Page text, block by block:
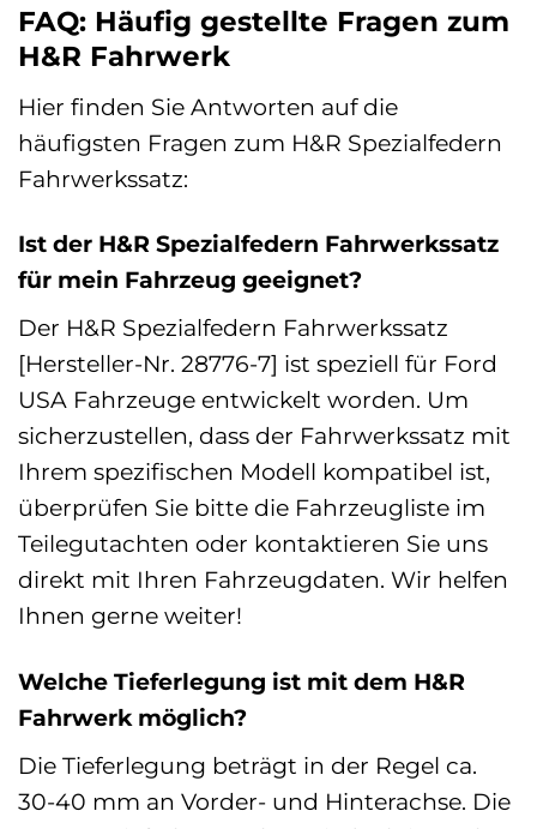
FAQ: Häufig gestellte Fragen zum
H&R Fahrwerk
Hier finden Sie Antworten auf die
häufigsten Fragen zum H&R Spezialfedern
Fahrwerkssatz:
Ist der H&R Spezialfedern Fahrwerkssatz
für mein Fahrzeug geeignet?
Der H&R Spezialfedern Fahrwerkssatz
[Hersteller-Nr. 28776-7] ist speziell für Ford
USA Fahrzeuge entwickelt worden. Um
sicherzustellen, dass der Fahrwerkssatz mit
Ihrem spezifischen Modell kompatibel ist,
überprüfen Sie bitte die Fahrzeugliste im
Teilegutachten oder kontaktieren Sie uns
direkt mit Ihren Fahrzeugdaten. Wir helfen
Ihnen gerne weiter!
Welche Tieferlegung ist mit dem H&R
Fahrwerk möglich?
Die Tieferlegung beträgt in der Regel ca.
30-40 mm an Vorder- und Hinterachse. Die